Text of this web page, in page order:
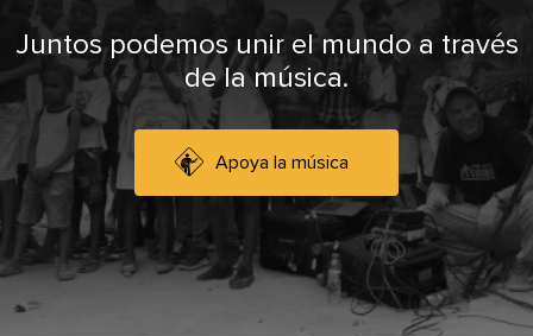
Juntos podemos unir el mundo a través
de la música.
Apoya la música